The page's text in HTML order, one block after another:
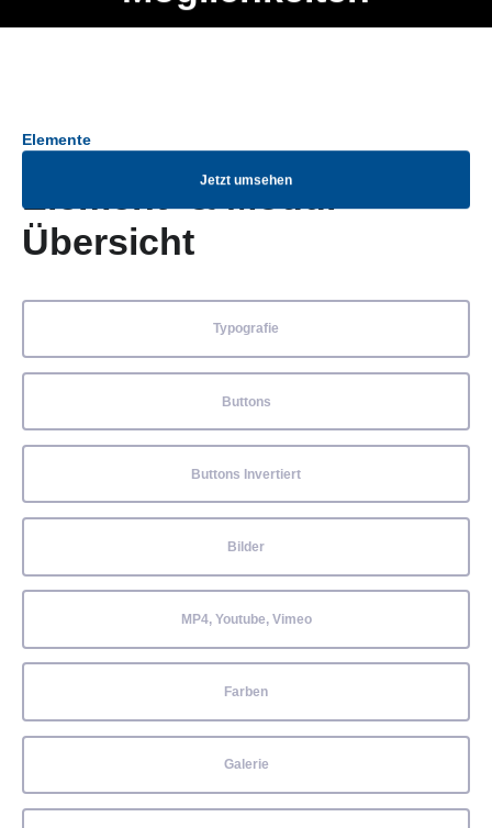
Jetzt umsehen
Elemente
Element- & Modul-
Übersicht
Typografie
Buttons
Buttons Invertiert
Bilder
MP4, Youtube, Vimeo
Farben
Galerie